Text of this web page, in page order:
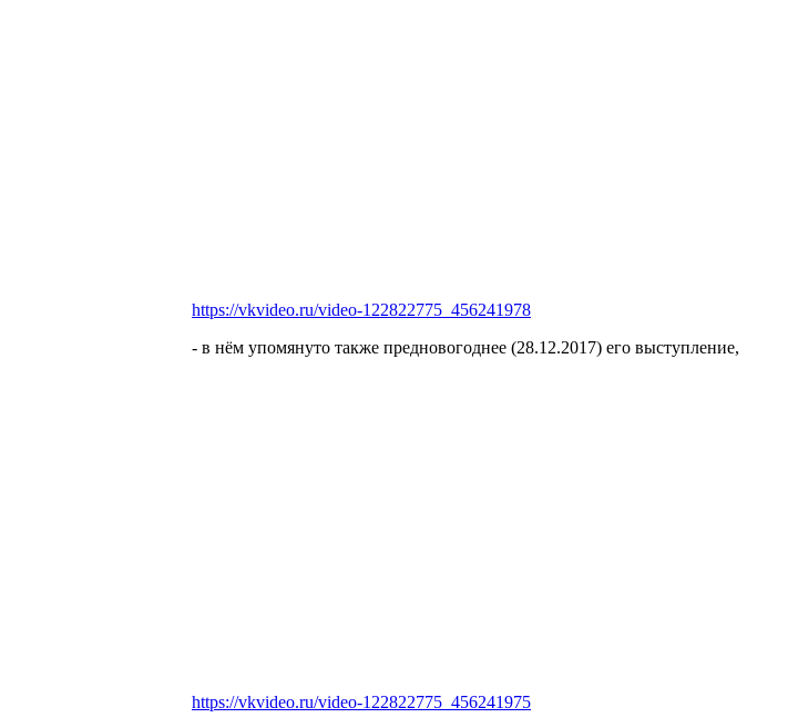
https://vkvideo.ru/video-122822775_456241978
- в нём упомянуто также предновогоднее (28.12.2017) его выступление,
https://vkvideo.ru/video-122822775_456241975